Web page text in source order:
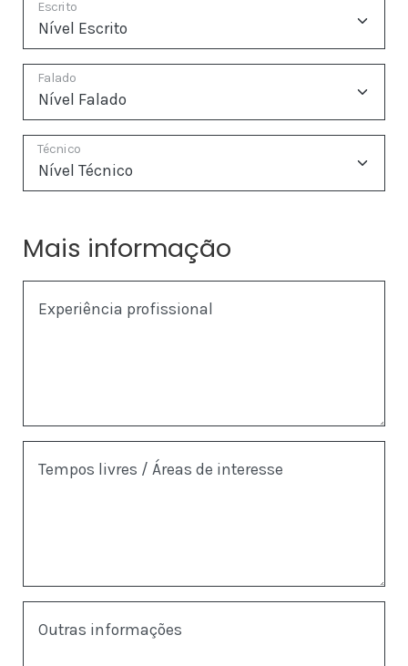
Escrito
Falado
Técnico
Mais informação
Experiência profissional
Tempos livres / Áreas de interesse
Outras informações